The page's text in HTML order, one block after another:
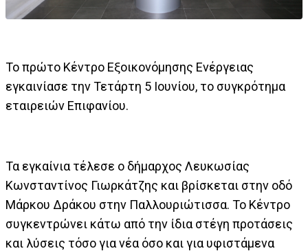
Το πρώτο Κέντρο Εξοικονόμησης Ενέργειας
εγκαινίασε την Τετάρτη 5 Ιουνίου, το συγκρότημα
εταιρειών Επιφανίου.
Τα εγκαίνια τέλεσε ο δήμαρχος Λευκωσίας
Κωνσταντίνος Γιωρκάτζης και βρίσκεται στην οδό
Μάρκου Δράκου στην Παλλουριώτισσα. Το Κέντρο
συγκεντρώνει κάτω από την ίδια στέγη προτάσεις
και λύσεις τόσο για νέα όσο και για υφιστάμενα